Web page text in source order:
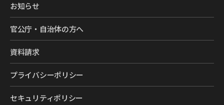
お知らせ
官公庁・自治体の方へ
資料請求
プライバシーポリシー
セキュリティポリシー